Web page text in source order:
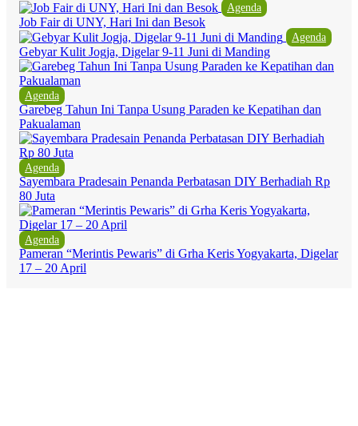
Agenda
Job Fair di UNY, Hari Ini dan Besok
Agenda
Gebyar Kulit Jogja, Digelar 9-11 Juni di Manding
Agenda
Garebeg Tahun Ini Tanpa Usung Paraden ke Kepatihan dan
Pakualaman
Agenda
Sayembara Pradesain Penanda Perbatasan DIY Berhadiah Rp
80 Juta
Agenda
Pameran “Merintis Pewaris” di Grha Keris Yogyakarta, Digelar
17 – 20 April